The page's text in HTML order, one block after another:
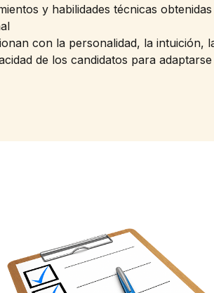
y habilidades técnicas obtenidas
con la personalidad, la intuición,
de los candidatos para